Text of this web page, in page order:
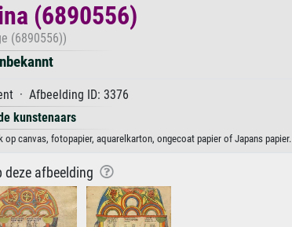
(6890556)
(6890556))
· Afbeelding ID: 3376
kunstenaars
op canvas, fotopapier, aquarelkarton, ongecoat papier of Japans papier.
deze afbeelding